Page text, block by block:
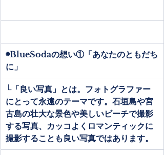
◉BlueSodaの想い①「あなたのともだち
に」
└「良い写真」とは。フォトグラファー
にとって永遠のテーマです。石垣島や宮
古島の壮大な景色や美しいビーチで撮影
する写真、カッコよくロマンティックに
撮影することも良い写真ではあります。